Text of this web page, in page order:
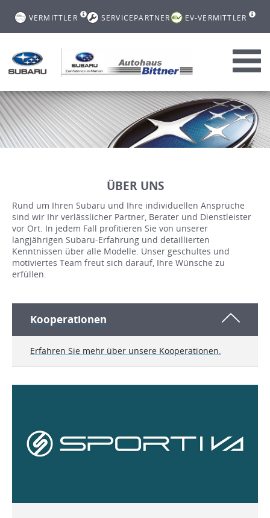
VERMITTLER SERVICEPARTNER EV-VERMITTLER
ÜBER UNS
Rund um Ihren Subaru und Ihre individuellen Ansprüche
sind wir Ihr verlässlicher Partner, Berater und Dienstleister
vor Ort. In jedem Fall profitieren Sie von unserer
langjährigen Subaru-Erfahrung und detaillierten
Kenntnissen über alle Modelle. Unser geschultes und
motiviertes Team freut sich darauf, Ihre Wünsche zu
erfüllen.
Kooperationen
Erfahren Sie mehr über unsere Kooperationen.